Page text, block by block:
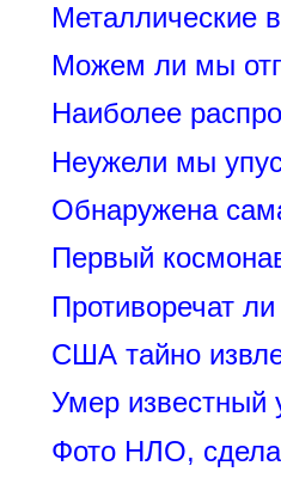
Металлические
Можем ли мы
Наиболее
Неужели мы
Обнаружена
Первый
Противоречат
США тайно
Умер
Фото НЛО,